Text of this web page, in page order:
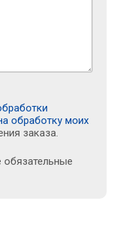
обработку моих
заказа.